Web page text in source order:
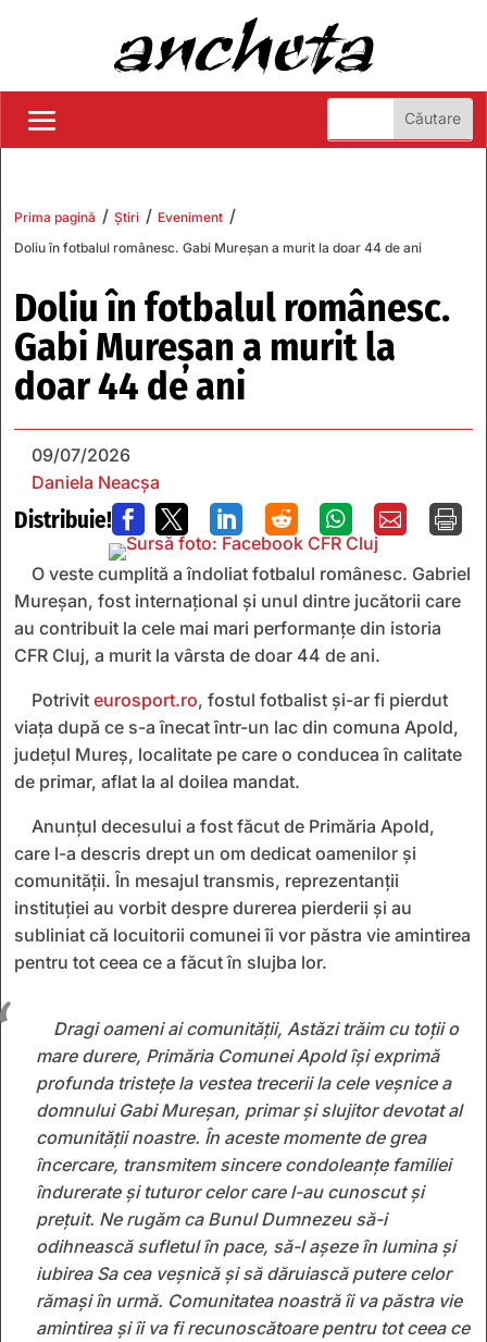
Prima pagină / Știri / Eveniment /
Doliu în fotbalul românesc. Gabi Mureșan a murit la doar 44 de ani
Doliu în fotbalul românesc.
Gabi Mureșan a murit la
doar 44 de ani
09/07/2026
Daniela Neacșa
Distribuie!       
O veste cumplită a îndoliat fotbalul românesc. Gabriel
Mureșan, fost internațional și unul dintre jucătorii care
au contribuit la cele mai mari performanțe din istoria
CFR Cluj, a murit la vârsta de doar 44 de ani.
Potrivit eurosport.ro, fostul fotbalist și-ar fi pierdut
viața după ce s-a înecat într-un lac din comuna Apold,
județul Mureș, localitate pe care o conducea în calitate
de primar, aflat la al doilea mandat.
Anunțul decesului a fost făcut de Primăria Apold,
care l-a descris drept un om dedicat oamenilor și
comunității. În mesajul transmis, reprezentanții
instituției au vorbit despre durerea pierderii și au
subliniat că locuitorii comunei îi vor păstra vie amintirea
pentru tot ceea ce a făcut în slujba lor.
Dragi oameni ai comunităţii, Astăzi trăim cu toţii o
mare durere, Primăria Comunei Apold îşi exprimă
profunda tristeţe la vestea trecerii la cele veşnice a
domnului Gabi Mureşan, primar şi slujitor devotat al
comunităţii noastre. În aceste momente de grea
încercare, transmitem sincere condoleanţe familiei
îndurerate şi tuturor celor care l-au cunoscut şi
preţuit. Ne rugăm ca Bunul Dumnezeu să-i
odihnească sufletul în pace, să-l aşeze în lumina şi
iubirea Sa cea veşnică şi să dăruiască putere celor
rămaşi în urmă. Comunitatea noastră îi va păstra vie
amintirea şi îi va fi recunoscătoare pentru tot ceea ce